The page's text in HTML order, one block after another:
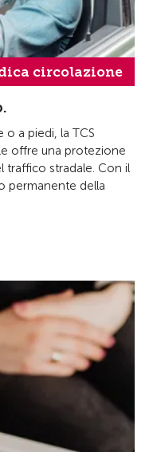
circolazione
o a piedi, la TCS
offre una protezione
traffico stradale. Con il
permanente della